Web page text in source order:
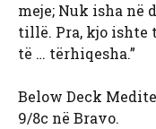
meje; Nuk isha në
tillë. Pra, kjo ishte
të … tërhiqesha.”
Below Deck
9/8c në Bravo.